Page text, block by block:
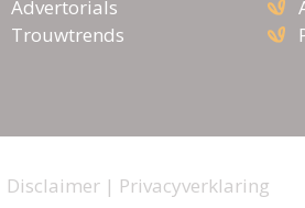
Advertorials
Trouwtrends
Disclaimer | Privacyverklaring